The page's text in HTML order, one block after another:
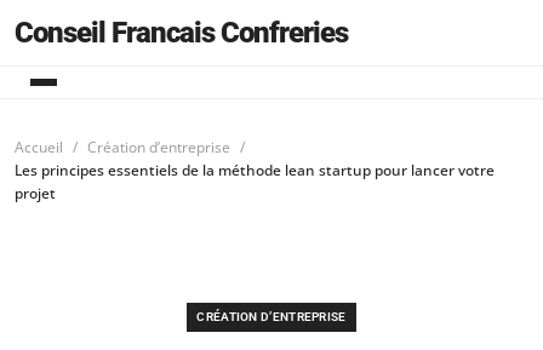
Conseil Francais Confreries
Accueil
Création d’entreprise
Les principes essentiels de la méthode lean startup pour lancer votre
projet
CRÉATION D’ENTREPRISE